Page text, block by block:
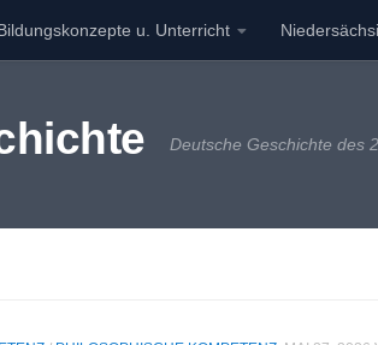
u. Unterricht
Deutsche Geschichte des